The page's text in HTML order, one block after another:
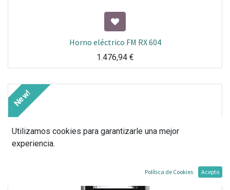
Horno eléctrico FM RX 604
1.476,94€
New!
Utilizamos cookies para garantizarle una mejor
experiencia.
Política de Cookies Acepto